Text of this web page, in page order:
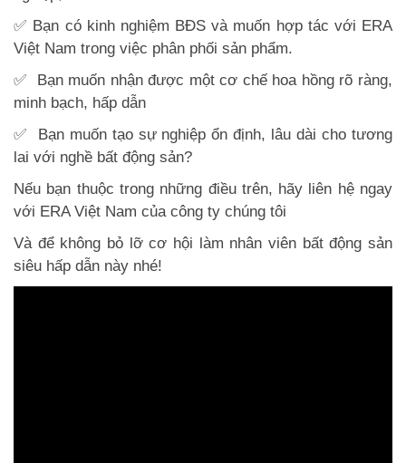
✅ Bạn có kinh nghiệm BĐS và muốn hợp tác với ERA
Việt Nam trong việc phân phối sản phẩm.
✅ Bạn muốn nhận được một cơ chế hoa hồng rõ ràng,
minh bạch, hấp dẫn
✅ Bạn muốn tạo sự nghiệp ổn định, lâu dài cho tương
lai với nghề bất động sản?
Nếu bạn thuộc trong những điều trên, hãy liên hệ ngay
với ERA Việt Nam của công ty chúng tôi
Và để không bỏ lỡ cơ hội làm nhân viên bất động sản
siêu hấp dẫn này nhé!